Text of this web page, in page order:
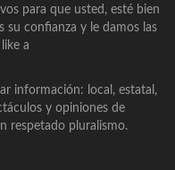
para que usted, esté bien
su confianza y le damos las
a
información: local, estatal,
y opiniones de
respetado pluralismo.